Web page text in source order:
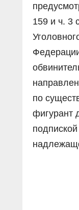
159 и ч. 3
по
фигурант